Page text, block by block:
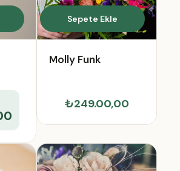
Sepete Ekle
Molly Funk
₺249.00,00